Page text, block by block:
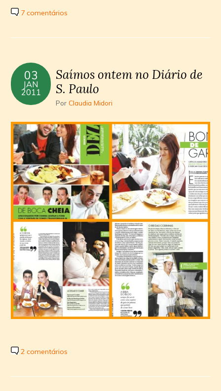
7 comentários
03
JAN
2011
Saímos ontem no Diário de
S. Paulo
PorClaudia Midori
2 comentários